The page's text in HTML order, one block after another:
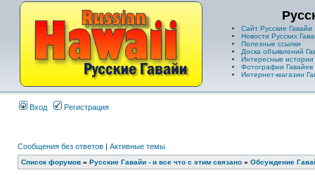
Сайт Русские Гавайи
Новости Русских
Полезные ссылки
Доска объявлений
Интересные истории
Фотографии Гавайев
Интернет-магазин
Вход Регистрация
Сообщения без ответов | Активные темы
Список форумов » Русские Гавайи - и все что с этим связано » Обсуждение